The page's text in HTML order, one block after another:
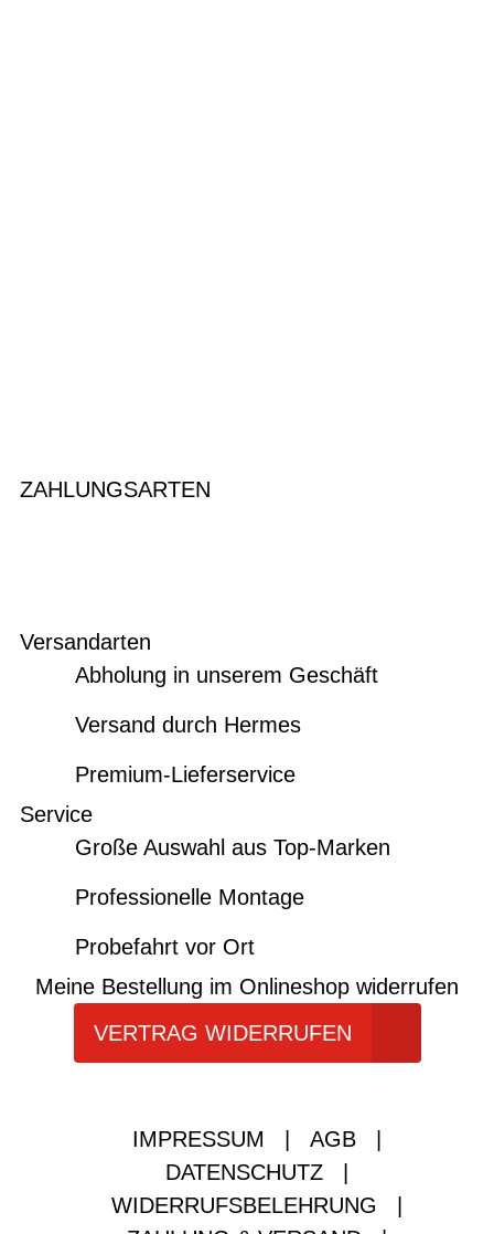
ZAHLUNGSARTEN
Versandarten
Abholung in unserem Geschäft
Versand durch Hermes
Premium-Lieferservice
Service
Große Auswahl aus Top-Marken
Professionelle Montage
Probefahrt vor Ort
Meine Bestellung im Onlineshop widerrufen
VERTRAG WIDERRUFEN
IMPRESSUM AGB
DATENSCHUTZ
WIDERRUFSBELEHRUNG